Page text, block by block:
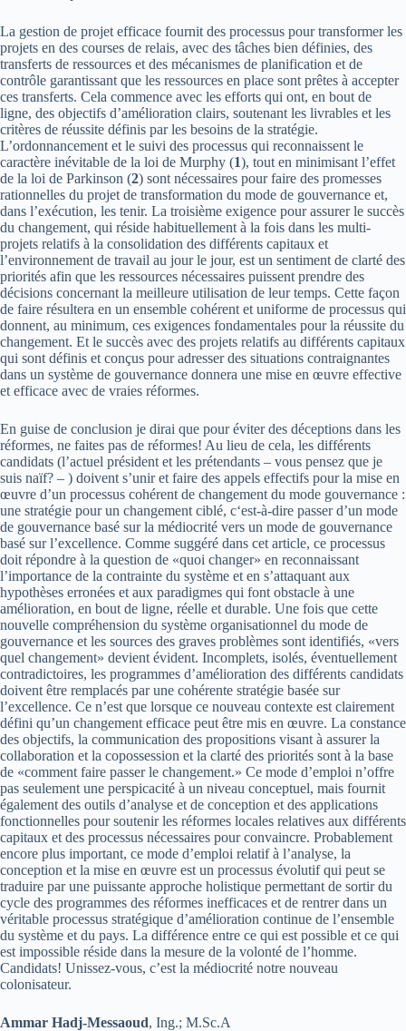
La gestion de projet efficace fournit des processus pour transformer les
projets en des courses de relais, avec des tâches bien définies, des
transferts de ressources et des mécanismes de planification et de
contrôle garantissant que les ressources en place sont prêtes à accepter
ces transferts. Cela commence avec les efforts qui ont, en bout de
ligne, des objectifs d’amélioration clairs, soutenant les livrables et les
critères de réussite définis par les besoins de la stratégie.
L’ordonnancement et le suivi des processus qui reconnaissent le
caractère inévitable de la loi de Murphy (1), tout en minimisant l’effet
de la loi de Parkinson (2) sont nécessaires pour faire des promesses
rationnelles du projet de transformation du mode de gouvernance et,
dans l’exécution, les tenir. La troisième exigence pour assurer le succès
du changement, qui réside habituellement à la fois dans les multi-
projets relatifs à la consolidation des différents capitaux et
l’environnement de travail au jour le jour, est un sentiment de clarté des
priorités afin que les ressources nécessaires puissent prendre des
décisions concernant la meilleure utilisation de leur temps. Cette façon
de faire résultera en un ensemble cohérent et uniforme de processus qui
donnent, au minimum, ces exigences fondamentales pour la réussite du
changement. Et le succès avec des projets relatifs au différents capitaux
qui sont définis et conçus pour adresser des situations contraignantes
dans un système de gouvernance donnera une mise en œuvre effective
et efficace avec de vraies réformes.
En guise de conclusion je dirai que pour éviter des déceptions dans les
réformes, ne faites pas de réformes! Au lieu de cela, les différents
candidats (l’actuel président et les prétendants – vous pensez que je
suis naïf? – ) doivent s’unir et faire des appels effectifs pour la mise en
œuvre d’un processus cohérent de changement du mode gouvernance :
une stratégie pour un changement ciblé, c‘est-à-dire passer d’un mode
de gouvernance basé sur la médiocrité vers un mode de gouvernance
basé sur l’excellence. Comme suggéré dans cet article, ce processus
doit répondre à la question de «quoi changer» en reconnaissant
l’importance de la contrainte du système et en s’attaquant aux
hypothèses erronées et aux paradigmes qui font obstacle à une
amélioration, en bout de ligne, réelle et durable. Une fois que cette
nouvelle compréhension du système organisationnel du mode de
gouvernance et les sources des graves problèmes sont identifiés, «vers
quel changement» devient évident. Incomplets, isolés, éventuellement
contradictoires, les programmes d’amélioration des différents candidats
doivent être remplacés par une cohérente stratégie basée sur
l’excellence. Ce n’est que lorsque ce nouveau contexte est clairement
défini qu’un changement efficace peut être mis en œuvre. La constance
des objectifs, la communication des propositions visant à assurer la
collaboration et la copossession et la clarté des priorités sont à la base
de «comment faire passer le changement.» Ce mode d’emploi n’offre
pas seulement une perspicacité à un niveau conceptuel, mais fournit
également des outils d’analyse et de conception et des applications
fonctionnelles pour soutenir les réformes locales relatives aux différents
capitaux et des processus nécessaires pour convaincre. Probablement
encore plus important, ce mode d’emploi relatif à l’analyse, la
conception et la mise en œuvre est un processus évolutif qui peut se
traduire par une puissante approche holistique permettant de sortir du
cycle des programmes des réformes inefficaces et de rentrer dans un
véritable processus stratégique d’amélioration continue de l’ensemble
du système et du pays. La différence entre ce qui est possible et ce qui
est impossible réside dans la mesure de la volonté de l’homme.
Candidats! Unissez-vous, c’est la médiocrité notre nouveau
colonisateur.
Ammar Hadj-Messaoud, Ing.; M.Sc.A